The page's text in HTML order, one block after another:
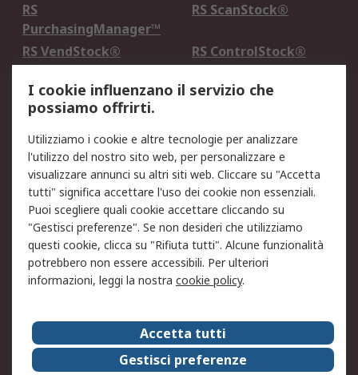
RS
PurchasingManager™
RS ScanStock®
RS VendStock®
RS ControlStock®
Legale
Informativa Cookie
Informativa Privacy -
Aggiornata
Email Security
Termini d'uso
Condizioni di vendita
Condizioni generali di
servizio
Etica e responsabilità
Chi Siamo
Chi Siamo
Contattaci
Supporto
ESG
Carriere
RS Group
I cookie influenzano il servizio che
possiamo offrirti.
Utilizziamo i cookie e altre tecnologie per analizzare
l'utilizzo del nostro sito web, per personalizzare e
visualizzare annunci su altri siti web. Cliccare su "Accetta
tutti" significa accettare l'uso dei cookie non essenziali.
Puoi scegliere quali cookie accettare cliccando su
"Gestisci preferenze". Se non desideri che utilizziamo
questi cookie, clicca su "Rifiuta tutti". Alcune funzionalità
potrebbero non essere accessibili. Per ulteriori
informazioni, leggi la nostra cookie policy.
Accetta tutti
Gestisci preferenze